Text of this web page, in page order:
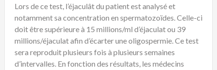
Lors de ce test, l’éjaculât du patient est analysé et
notamment sa concentration en spermatozoïdes. Celle-ci
doit être supérieure à 15 millions/ml d’éjaculat ou 39
millions/éjaculat afin d’écarter une oligospermie. Ce test
sera reproduit plusieurs fois à plusieurs semaines
d’intervalles. En fonction des résultats, les médecins